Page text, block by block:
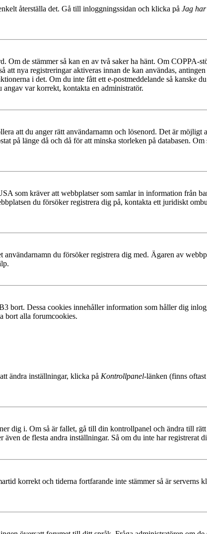
återställa det. Gå till inloggningssidan och klicka på Jag
Om de stämmer så kan en av två saker ha hänt. Om COPPA-
nya registreringar aktiveras innan de kan användas,
i det. Om du inte fått ett e-postmeddelande så kanske
angav var korrekt, kontakta en administratör.
att du anger rätt användarnamn och lösenord. Det är
på länge då och då för att minska storleken på databasen.
som kräver att webbplatser som samlar in information från
du försöker registrera dig på, kontakta ett juridiskt
du försöker registrera dig med. Ägaren av
bort. Dessa cookies innehåller information som håller dig
bort alla forumcookies.
ändra inställningar, klicka på Kontrollpanel-länken (finns
dig i. Om så är fallet, gå till din kontrollpanel och ändra till
de flesta andra inställningar. Så om du inte har registrerat
korrekt och tiderna fortfarande inte stämmer så är